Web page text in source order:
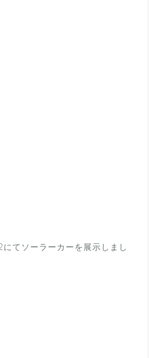
てソーラーカーを展示しまし